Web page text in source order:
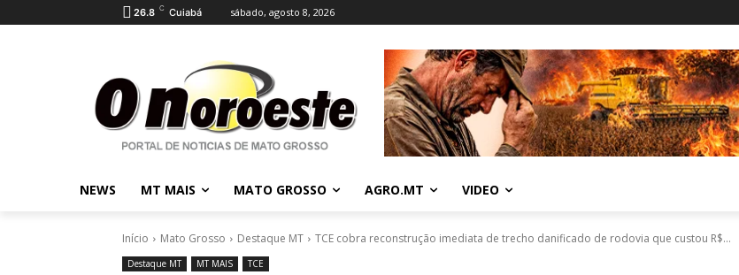
26.8 C Cuiabá sábado, agosto 8, 2026
NEWS MT MAIS MATO GROSSO AGRO.MT VIDEO
Início Mato Grosso Destaque MT TCE cobra reconstrução imediata de trecho danificado de rodovia que custou R$...
Destaque MT MT MAIS TCE